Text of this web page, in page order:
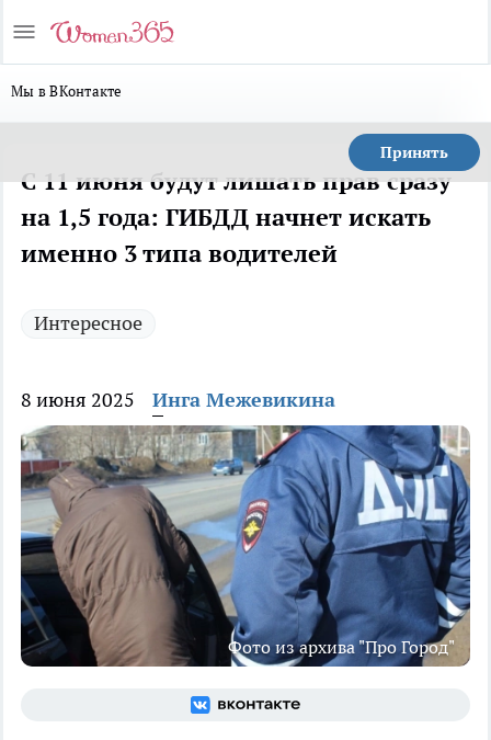
Мы в ВКонтакте
Принять
С 11 июня будут лишать прав сразу
на 1,5 года: ГИБДД начнет искать
именно 3 типа водителей
Интересное
8 июня 2025 Инга Межевикина
Фото из архива "Про Город"